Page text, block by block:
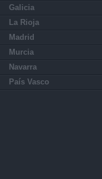
Galicia
La Rioja
Madrid
Murcia
Navarra
País Vasco